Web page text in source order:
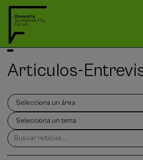
Articulos-